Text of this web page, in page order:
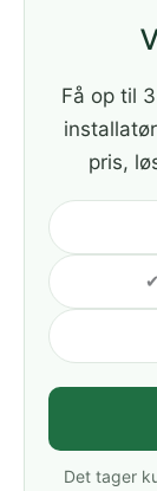
Få op til
pris,
Det tager